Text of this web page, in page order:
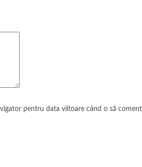
pentru data viitoare când o să